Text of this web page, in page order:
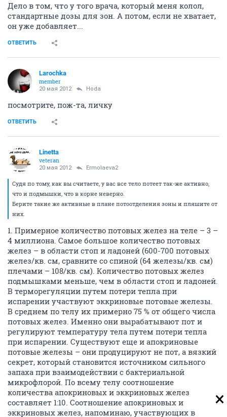
Дело в том, что у того врача, который меня колол,
стандартные дозы для зон. А потом, если не хватает,
он уже добавляет...
ОТВЕТИТЬ
Larochka
member
20 мая 2012 Hoda
посмотрите, пож-та, личку
ОТВЕТИТЬ
Linetta
veteran
20 мая 2012 Ermolaeva2
Судя по тому, как вы считаете, у вас все тело потеет так-же активно,
что и подмышки, что в корне неверно.
Берите такие же активные в плане потоотделения зоны и пляшите от
них.
1. Примерное количество потовых желез на теле – 3 –
4 миллиона. Самое большое количество потовых
желез – в области стоп и ладоней (600-700 потовых
желез/кв. см, сравните со спиной (64 железы/кв. см)
плечами – 108/кв. см). Количество потовых желез
подмышками меньше, чем в области стоп и ладоней.
В терморегуляции путем потери тепла при
испарении участвуют эккриновые потовые железы.
В среднем по телу их примерно 75 % от общего числа
потовых желез. Именно они вырабатывают пот и
регулируют температуру тела путем потери тепла
при испарении. Существуют еще и апокриновые
потовые железы – они продуцируют не пот, а вязкий
секрет, который становится источником сильного
запаха при взаимодействии с бактериальной
микрофлорой. По всему телу соотношение
количества апокриновых и эккриновых желез
составляет 1:10. Соотношение апокриновых и
эккриновых желез, напоминаю, участвующих в